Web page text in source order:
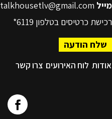
מייל talkhousetlv@gmail.com
רכישת כרטיסים בטלפון 6119*
שלח הודעה
אודות לוח האירועים צרו קשר